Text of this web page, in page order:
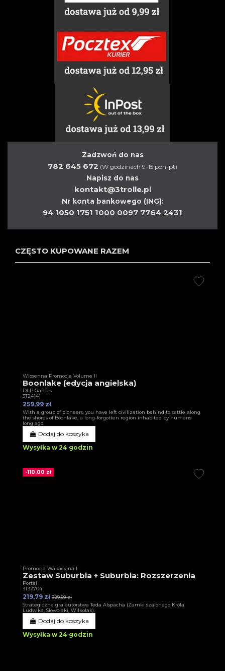
Zadzwoń do nas
782 645 672 (W godzinach 9-15 pon-pt)
Napisz do nas
kontakt@3trolle.pl
Nr konta bankowego (ING):
94 1050 1751 1000 0097 7764 2431
CZĘSTO KUPOWANE RAZEM
Wiosenna Promocja Volume II
Boonlake (edycja angielska)
DLP Games
3T24141
259,99 zł
With a group of pioneers, you have left civilization behind to settle along
the shores of Boonlake, a long-forgotten region inhabited by humans
long ago.
Dodaj do koszyka
Wysyłka w 24 godzin
-110,00 zł
Promocja Wakacyjna I
Zestaw Suburbia + Suburbia: Rozszerzenia
Portal
3T32704
219,79 zł 329,99 zł
Strategiczna gra autorstwa Teda Alspacha (Zamki szalonego Króla
Ludwika, Słowołaki, Wilkołak).
Dodaj do koszyka
Wysyłka w 24 godzin